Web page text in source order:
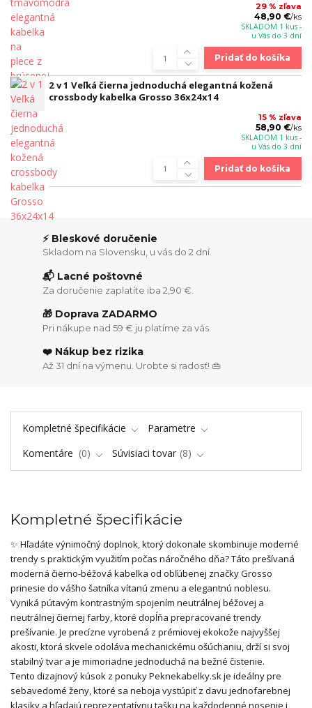
29 % zľava
48,90 €/ks
SKLADOM 1 kus -
u Vás do 3 dní
Pridať do košíka
2 v 1 Veľká čierna jednoduchá elegantná kožená
crossbody kabelka Grosso 36x24x14
15 % zľava
58,90 €/ks
SKLADOM 1 kus -
u Vás do 3 dní
Pridať do košíka
⚡ Bleskové doručenie
Skladom na Slovensku, u vás do 2 dní.
📬 Lacné poštovné
Za doručenie zaplatíte iba 2,90 €.
🎁 Doprava ZADARMO
Pri nákupe nad 59 € ju platíme za vás.
❤️ Nákup bez rizika
Až 31 dní na výmenu. Urobte si radosť! 👜
Kompletné špecifikácie
Parametre
Komentáre
0 Súvisiaci tovar 8
Kompletné špecifikácie
✨ Hľadáte výnimočný doplnok, ktorý dokonale skombinuje moderné
trendy s praktickým využitím počas náročného dňa? Táto prešívaná
moderná čierno-béžová kabelka od obľúbenej značky Grosso
prinesie do vášho šatníka vítanú zmenu a elegantnú noblesu.
Vyniká pútavým kontrastným spojením neutrálnej béžovej a
neutrálnej čiernej farby, ktoré dopĺňa prepracované trendy
prešívanie. Je precízne vyrobená z prémiovej ekokože najvyššej
akosti, ktorá skvele odoláva mechanickému ošúchaniu, drží si svoj
stabilný tvar a je mimoriadne jednoduchá na bežné čistenie.
Tento dizajnový kúsok z ponuky Peknekabelky.sk je ideálny pre
sebavedomé ženy, ktoré sa neboja vystúpiť z davu jednofarebnej
klasiky a hľadajú reprezentatívnu tašku na každodenné nosenie i